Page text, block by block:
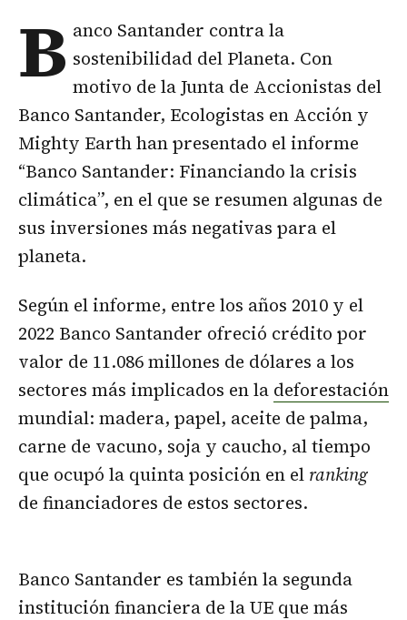
B anco Santander contra la
sostenibilidad del Planeta. Con
motivo de la Junta de Accionistas del
Banco Santander, Ecologistas en Acción y
Mighty Earth han presentado el informe
“Banco Santander: Financiando la crisis
climática”, en el que se resumen algunas de
sus inversiones más negativas para el
planeta.
Según el informe, entre los años 2010 y el
2022 Banco Santander ofreció crédito por
valor de 11.086 millones de dólares a los
sectores más implicados en la deforestación
mundial: madera, papel, aceite de palma,
carne de vacuno, soja y caucho, al tiempo
que ocupó la quinta posición en el ranking
de financiadores de estos sectores.
Banco Santander es también la segunda
institución financiera de la UE que más